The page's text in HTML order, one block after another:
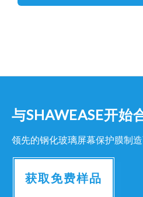
与SHAWEASE开始
领先的钢化玻璃屏幕保护膜制
获取免费样品